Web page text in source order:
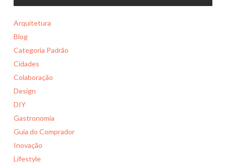
Arquitetura
Blog
Categoria Padrão
Cidades
Colaboração
Design
DIY
Gastronomia
Guia do Comprador
Inovação
Lifestyle